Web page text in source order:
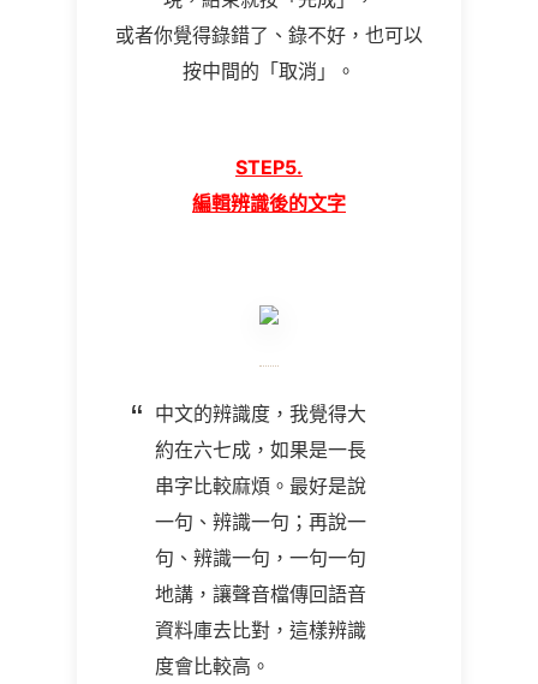
或者你覺得錄錯了、錄不好，也可以
按中間的「取消」。
STEP5.
編輯辨識後的文字
中文的辨識度，我覺得大
約在六七成，如果是一長
串字比較麻煩。最好是說
一句、辨識一句；再說一
句、辨識一句，一句一句
地講，讓聲音檔傳回語音
資料庫去比對，這樣辨識
度會比較高。